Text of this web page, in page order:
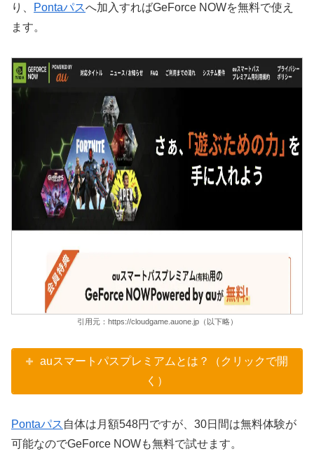
り、
Pontaパスへ加入すればGeForce NOWを無料で使え
ます。
引用元：https://cloudgame.auone.jp（以下略）
auスマートパスプレミアムとは？（クリックで開
く）
Pontaパス 自体は月額548円ですが、30日間は無料体験が
可能なのでGeForce NOWも無料で試せます。